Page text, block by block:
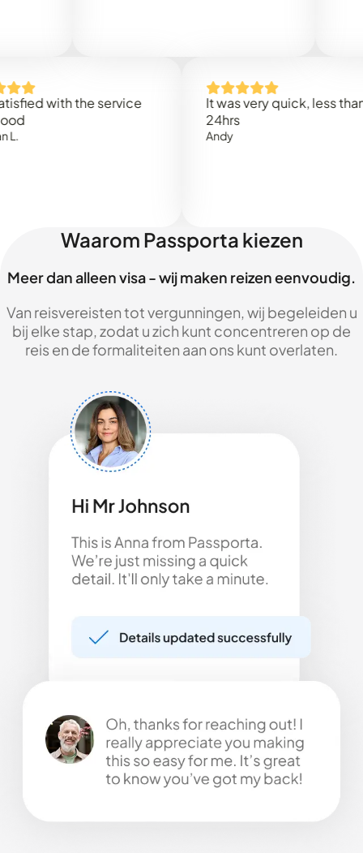
with the service
It was very quick, less than
Waarom Passporta kiezen
Meer dan alleen visa - wij maken reizen eenvoudig.
Van reisvereisten tot vergunningen, wij begeleiden u
bij elke stap, zodat u zich kunt concentreren op de
reis en de formaliteiten aan ons kunt overlaten.